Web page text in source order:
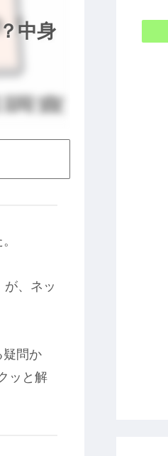
中身
、ネッ
疑問か
ッと解